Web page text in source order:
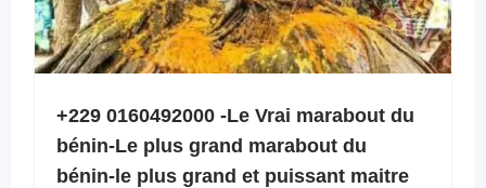
+229 0160492000 -Le Vrai marabout du
bénin-Le plus grand marabout du
bénin-le plus grand et puissant maitre